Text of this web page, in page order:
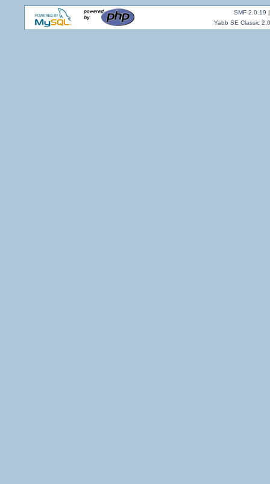
SMF 2.0.19
Yabb SE Classic